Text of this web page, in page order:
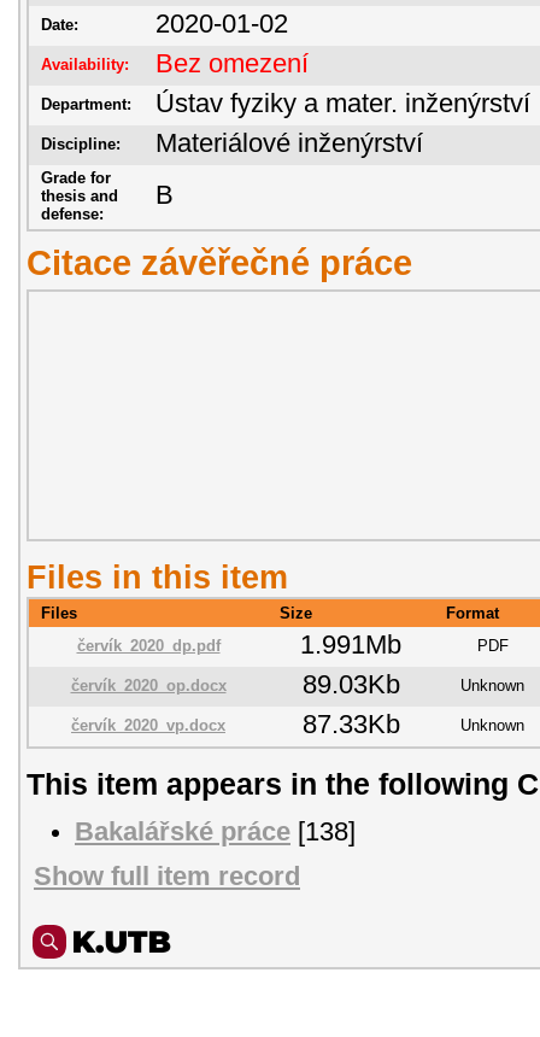
Date: 2020-01-02
Availability: Bez omezení
Department: Ústav fyziky a mater. inženýrství
Discipline: Materiálové inženýrství
Grade for
thesis and
defense:
B
Citace závěřečné práce
Files in this item
Files Size
Format
červík_2020_dp.pdf
1.991Mb PDF
červík_2020_op.docx 89.03Kb Unknown
červík_2020_vp.docx 87.33Kb Unknown
This item appears in the following
Bakalářské práce [138]
Show full item record